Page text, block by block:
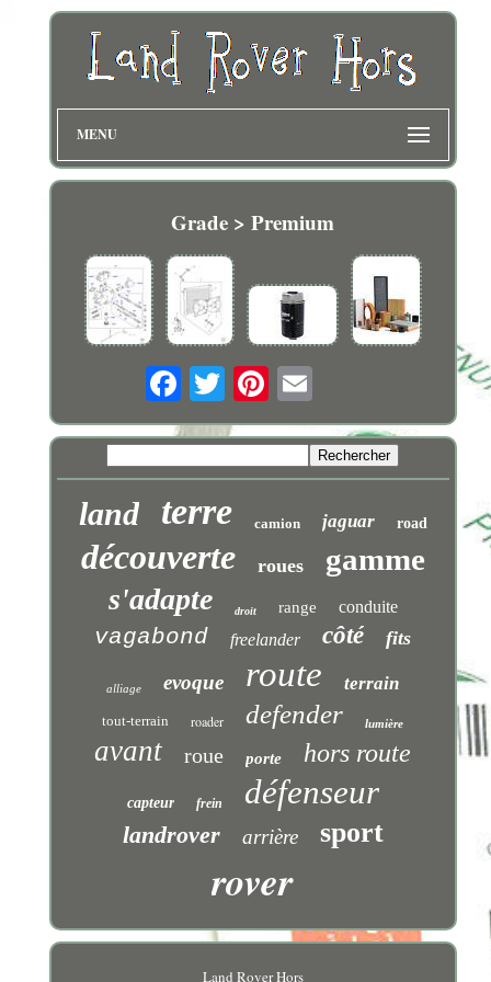
MENU
Grade > Premium
land terre camion jaguar road
découverte roues gamme
s'adapte droit range conduite
vagabond freelander côté fits
alliage evoque route terrain
tout-terrain roader defender lumière
avant roue porte hors route
capteur frein défenseur
landrover arrière sport
rover
Land Rover Hors